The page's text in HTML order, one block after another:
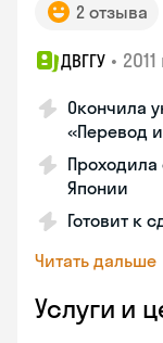
2 отзыва
ДВГГУ • 2011
Окончила
«Перевод
Проходила
Японии
Готовит к
Читать дальше
Услуги и